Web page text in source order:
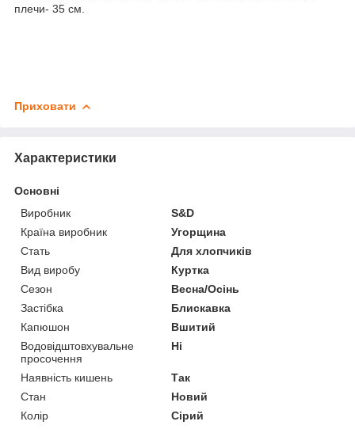
плечи- 35 см.
Приховати
Характеристики
Основні
Виробник
S&D
Країна виробник
Угорщина
Стать
Для хлопчиків
Вид виробу
Куртка
Сезон
Весна/Осінь
Застібка
Блискавка
Капюшон
Вшитий
Водовідштовхувальне
просочення
Ні
Наявність кишень
Так
Стан
Новий
Колір
Сірий